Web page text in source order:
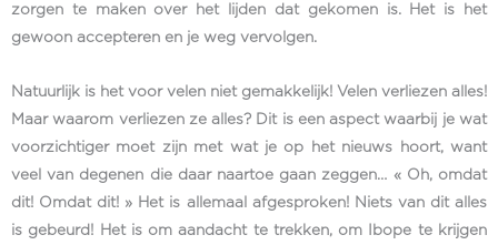
zorgen te maken over het lijden dat gekomen is. Het is het
gewoon accepteren en je weg vervolgen.
Natuurlijk is het voor velen niet gemakkelijk! Velen verliezen alles!
Maar waarom verliezen ze alles? Dit is een aspect waarbij je wat
voorzichtiger moet zijn met wat je op het nieuws hoort, want
veel van degenen die daar naartoe gaan zeggen… « Oh, omdat
dit! Omdat dit! » Het is allemaal afgesproken! Niets van dit alles
is gebeurd! Het is om aandacht te trekken, om Ibope te krijgen